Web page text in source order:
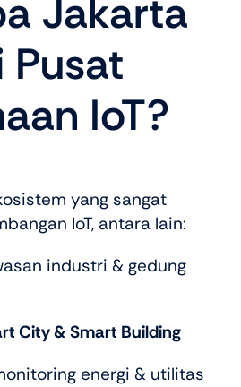
Jakarta
Pusat
IoT?
yang sangat
IoT, antara lain:
industri & gedung
City & Smart Building
energi & utilitas